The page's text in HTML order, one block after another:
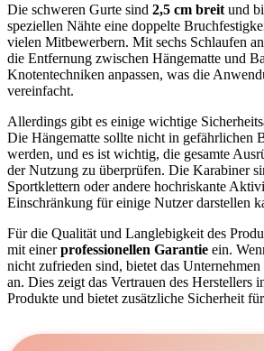
Die schweren Gurte sind⁣ 2,5 cm breit und
speziellen Nähte eine ​doppelte
vielen Mitbewerbern. Mit sechs Schlaufen
die Entfernung​ zwischen Hängematte und
Knotentechniken anpassen, was⁣ die
vereinfacht.
Allerdings gibt ​es einige wichtige
Die Hängematte sollte nicht‍ in gefährlichen
werden, und es⁤ ist ⁤wichtig, die gesamte
der Nutzung zu überprüfen. Die Karabiner⁣
Sportklettern oder andere ⁣hochriskante
Einschränkung für einige Nutzer‌ darstellen
Für ‍die Qualität und Langlebigkeit des
mit einerprofessionellen Garantie ein.
nicht zufrieden sind, bietet das
an. Dies zeigt das Vertrauen des Herstellers
Produkte und bietet zusätzliche Sicherheit